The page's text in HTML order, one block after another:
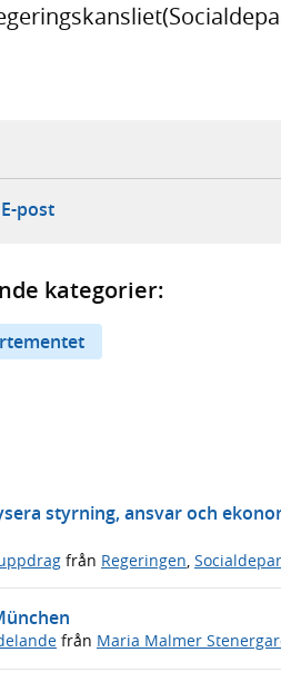
webbplats,webbplats,
i ny flik, extern webbplats,
E-post- öppnar din e-postklient,
kategorier:
styrning, ansvar och
från Regeringen
från Maria Malmer